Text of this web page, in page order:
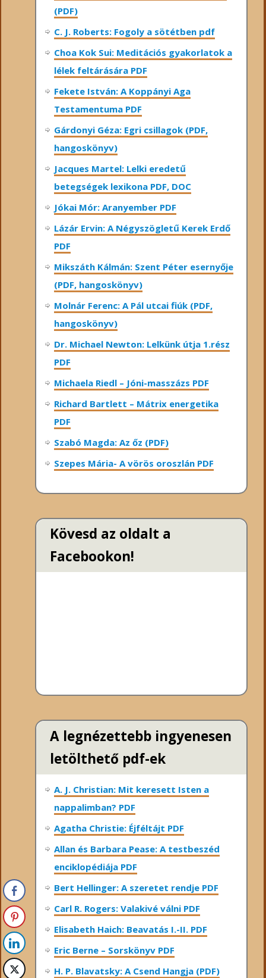
(PDF)
C. J. Roberts: Fogoly a sötétben pdf
Choa Kok Sui: Meditációs gyakorlatok a
lélek feltárására PDF
Fekete István: A Koppányi Aga
Testamentuma PDF
Gárdonyi Géza: Egri csillagok (PDF,
hangoskönyv)
Jacques Martel: Lelki eredetű
betegségek lexikona PDF, DOC
Jókai Mór: Aranyember PDF
Lázár Ervin: A Négyszögletű Kerek Erdő
PDF
Mikszáth Kálmán: Szent Péter esernyője
(PDF, hangoskönyv)
Molnár Ferenc: A Pál utcai fiúk (PDF,
hangoskönyv)
Dr. Michael Newton: Lelkünk útja 1.rész
PDF
Michaela Riedl – Jóni-masszázs PDF
Richard Bartlett – Mátrix energetika
PDF
Szabó Magda: Az őz (PDF)
Szepes Mária- A vörös oroszlán PDF
Kövesd az oldalt a
Facebookon!
A legnézettebb ingyenesen
letölthető pdf-ek
A. J. Christian: Mit keresett Isten a
nappalimban? PDF
Agatha Christie: Éjféltájt PDF
Allan és Barbara Pease: A testbeszéd
enciklopédiája PDF
Bert Hellinger: A ​szeretet rendje PDF
Carl R. Rogers: Valakivé válni PDF
Elisabeth Haich: Beavatás I.-II. PDF
Eric Berne – Sorskönyv PDF
H. P. Blavatsky: A Csend Hangja (PDF)